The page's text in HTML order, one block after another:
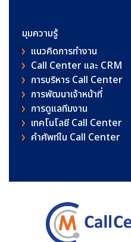
มุมความรู้
แนวคิดการทำงาน
Call Center และ CRM
การบริหาร Call Center
การพัฒนาเจ้าหน้าที่
การดูแลทีมงาน
เทคโนโลยี Call Center
คําศัพท์ใน Call Center